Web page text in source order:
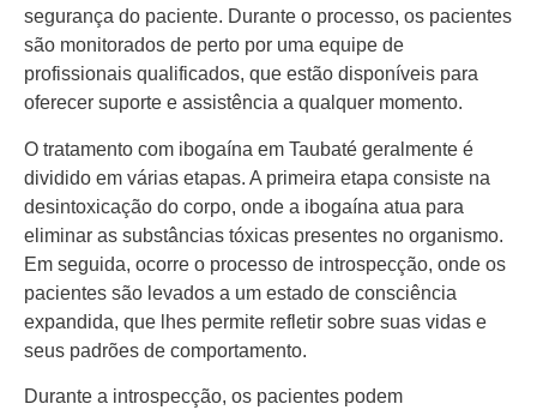
segurança do paciente. Durante o processo, os pacientes
são monitorados de perto por uma equipe de
profissionais qualificados, que estão disponíveis para
oferecer suporte e assistência a qualquer momento.
O tratamento com ibogaína em Taubaté geralmente é
dividido em várias etapas. A primeira etapa consiste na
desintoxicação do corpo, onde a ibogaína atua para
eliminar as substâncias tóxicas presentes no organismo.
Em seguida, ocorre o processo de introspecção, onde os
pacientes são levados a um estado de consciência
expandida, que lhes permite refletir sobre suas vidas e
seus padrões de comportamento.
Durante a introspecção, os pacientes podem